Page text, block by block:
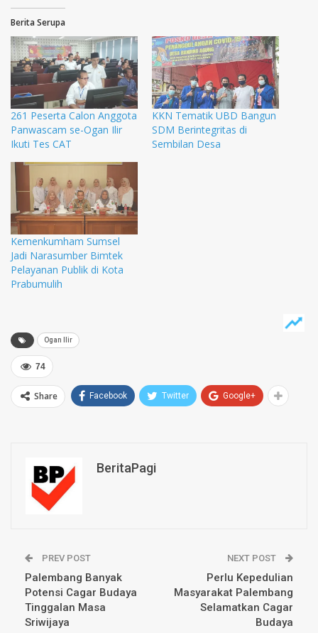
Berita Serupa
261 Peserta Calon Anggota
Panwascam se-Ogan Ilir
Ikuti Tes CAT
KKN Tematik UBD Bangun
SDM Berintegritas di
Sembilan Desa
Kemenkumham Sumsel
Jadi Narasumber Bimtek
Pelayanan Publik di Kota
Prabumulih
Ogan Ilir
74
Share Facebook Twitter Google+
BeritaPagi
PREV POST
Palembang Banyak
Potensi Cagar Budaya
Tinggalan Masa
Sriwijaya
NEXT POST
Perlu Kepedulian
Masyarakat Palembang
Selamatkan Cagar
Budaya